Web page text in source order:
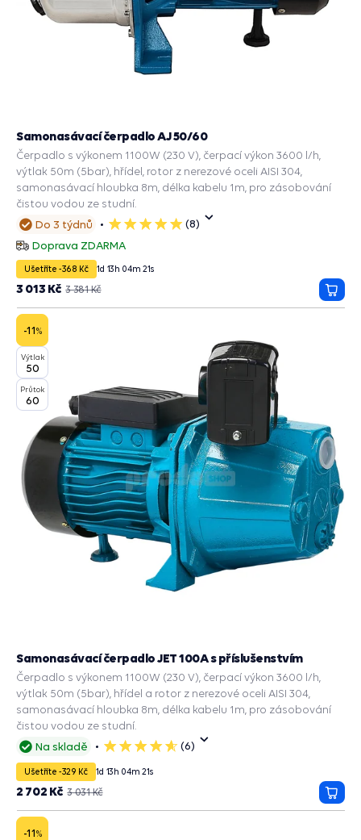
Do 3 týdnů
5
hvězdiček
(8)
Doprava ZDARMA
Samonasávací čerpadlo AJ 50/60
Čerpadlo s výkonem 1100W (230 V), čerpací výkon 3600 l/h,
výtlak 50m (5bar), hřídel, rotor z nerezové oceli AISI 304,
samonasávací hloubka 8m, délka kabelu 1m, pro zásobování
čistou vodou ze studní.
Ušetříte -368 Kč 1d 13h 04m 20s
3 381 Kč
3 013 Kč
do
-11%
Výtlak
50
Průtok
60
Na skladě
5
(6)
Samonasávací čerpadlo JET 100A s příslušenstvím
Čerpadlo s výkonem 1100W (230 V), čerpací výkon 3600 l/h,
výtlak 50m (5bar), hřídel a rotor z nerezové oceli AISI 304,
samonasávací hloubka 8m, délka kabelu 1m, pro zásobování
čistou vodou ze studní.
Ušetříte -329 Kč 1d 13h 04m 20s
3 031 Kč
2 702 Kč
do
-11%